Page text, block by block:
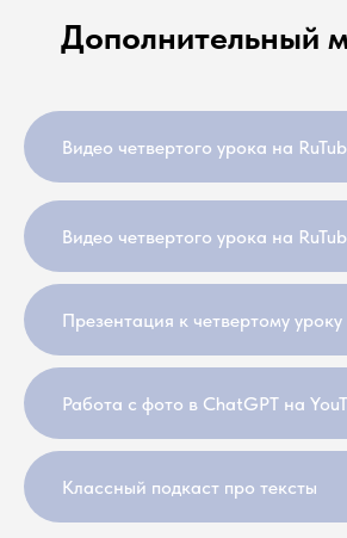
Дополнительный
Видео четвертого урока на
Видео четвертого урока на
Презентация к четвертому уроку
Работа с фото в ChatGPT на
Классный подкаст про тексты